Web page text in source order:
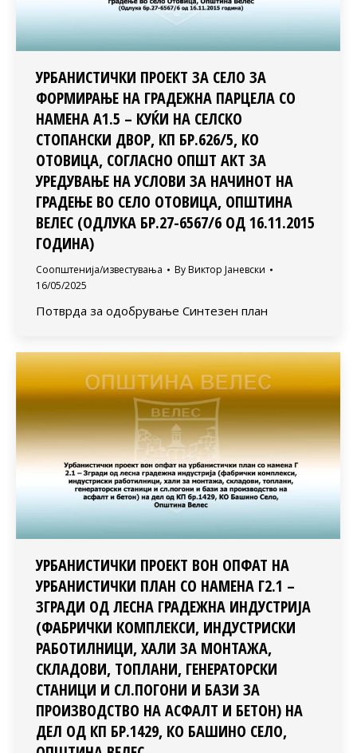
УРБАНИСТИЧКИ ПРОЕКТ ЗА СЕЛО ЗА
ФОРМИРАЊЕ НА ГРАДЕЖНА ПАРЦЕЛА СО
НАМЕНА А1.5 – КУЌИ НА СЕЛСКО
СТОПАНСКИ ДВОР, КП БР.626/5, КО
ОТОВИЦА, СОГЛАСНО ОПШТ АКТ ЗА
УРЕДУВАЊЕ НА УСЛОВИ ЗА НАЧИНОТ НА
ГРАДЕЊЕ ВО СЕЛО ОТОВИЦА, ОПШТИНА
ВЕЛЕС (ОДЛУКА БР.27-6567/6 ОД 16.11.2015
ГОДИНА)
Соопштенија/известувања By Виктор Јаневски
16/05/2025
Потврда за одобрување Синтезен план
УРБАНИСТИЧКИ ПРОЕКТ ВОН ОПФАТ НА
УРБАНИСТИЧКИ ПЛАН СО НАМЕНА Г2.1 –
ЗГРАДИ ОД ЛЕСНА ГРАДЕЖНА ИНДУСТРИЈА
(ФАБРИЧКИ КОМПЛЕКСИ, ИНДУСТРИСКИ
РАБОТИЛНИЦИ, ХАЛИ ЗА МОНТАЖА,
СКЛАДОВИ, ТОПЛАНИ, ГЕНЕРАТОРСКИ
СТАНИЦИ И СЛ.ПОГОНИ И БАЗИ ЗА
ПРОИЗВОДСТВО НА АСФАЛТ И БЕТОН) НА
ДЕЛ ОД КП БР.1429, КО БАШИНО СЕЛО,